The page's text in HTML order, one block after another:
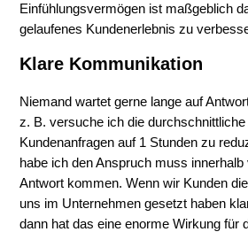
Einfühlungsvermögen ist maßgeblich
gelaufenes Kundenerlebnis zu
Klare Kommunikation
Niemand wartet gerne lange auf
z. B. versuche ich die
Kundenanfragen auf 1 Stunden zu
habe ich den Anspruch muss
Antwort kommen. Wenn wir Kunden
uns im Unternehmen gesetzt haben
dann hat das eine enorme Wirkung für